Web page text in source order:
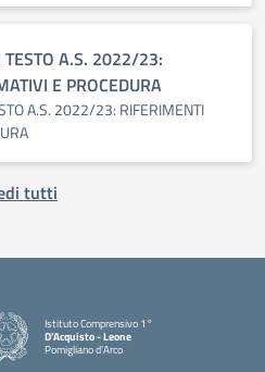
TESTO A.S. 2022/23:
E PROCEDURA
A.S. 2022/23: RIFERIMENTI
tutti
Istituto Comprensivo 1°
D'Acquisto - Leone
Pomigliano d'Arco
— Visita la pagina iniziale della scuola